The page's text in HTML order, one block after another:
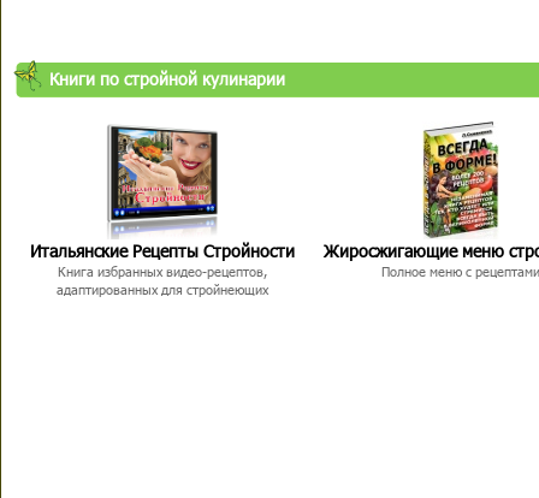
Книги по стройной кулинарии
Итальянские Рецепты Стройности
Книга избранных видео-рецептов,
адаптированных для стройнеющих
Жиросжигающие меню
Полное меню с рецептами